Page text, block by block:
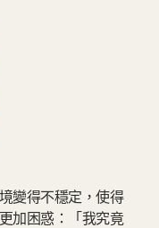
變得不穩定，使得
加困惑：「我究竟